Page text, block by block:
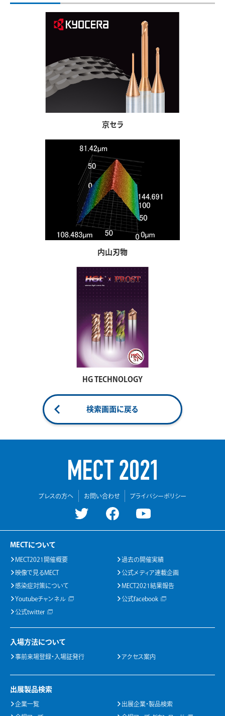
京セラ
内山刃物
HG TECHNOLOGY
検索画面に戻る
プレスの方へ お問い合わせ プライバシーポリシー
MECTについて
MECT2021開催概要 過去の開催実績
映像で見るMECT 公式メディア連載企画
感染症対策について MECT2021結果報告
Youtubeチャンネル 公式facebook
公式twitter
入場方法について
事前来場登録・入場証発行 アクセス案内
出展製品検索
企業一覧 出展企業・製品検索